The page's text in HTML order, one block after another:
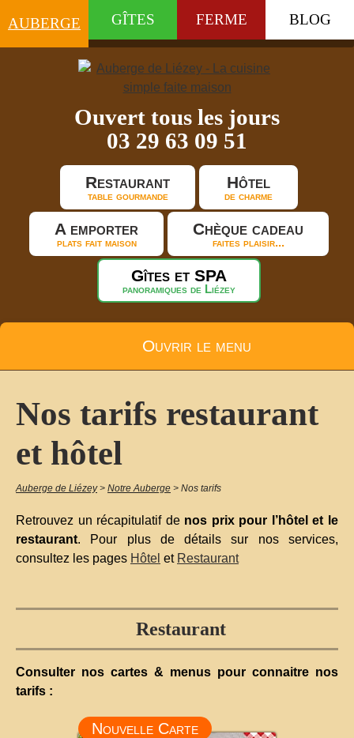
AUBERGE GÎTES FERME BLOG
Ouvert tous les jours
03 29 63 09 51
Restaurant
table gourmande
Hôtel
de charme
A emporter
plats fait maison
Chèque cadeau
faites plaisir...
Gîtes et SPA
panoramiques de Liézey
Ouvrir le menu
Nos tarifs restaurant
et hôtel
Auberge de Liézey > Notre Auberge > Nos tarifs
Retrouvez un récapitulatif de nos prix pour l’hôtel et le
restaurant. Pour plus de détails sur nos services,
consultez les pages Hôtel et Restaurant
Restaurant
Consulter nos cartes & menus pour connaitre nos
tarifs :
Nouvelle Carte